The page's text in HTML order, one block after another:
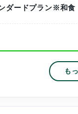
ダードプラン※和
も